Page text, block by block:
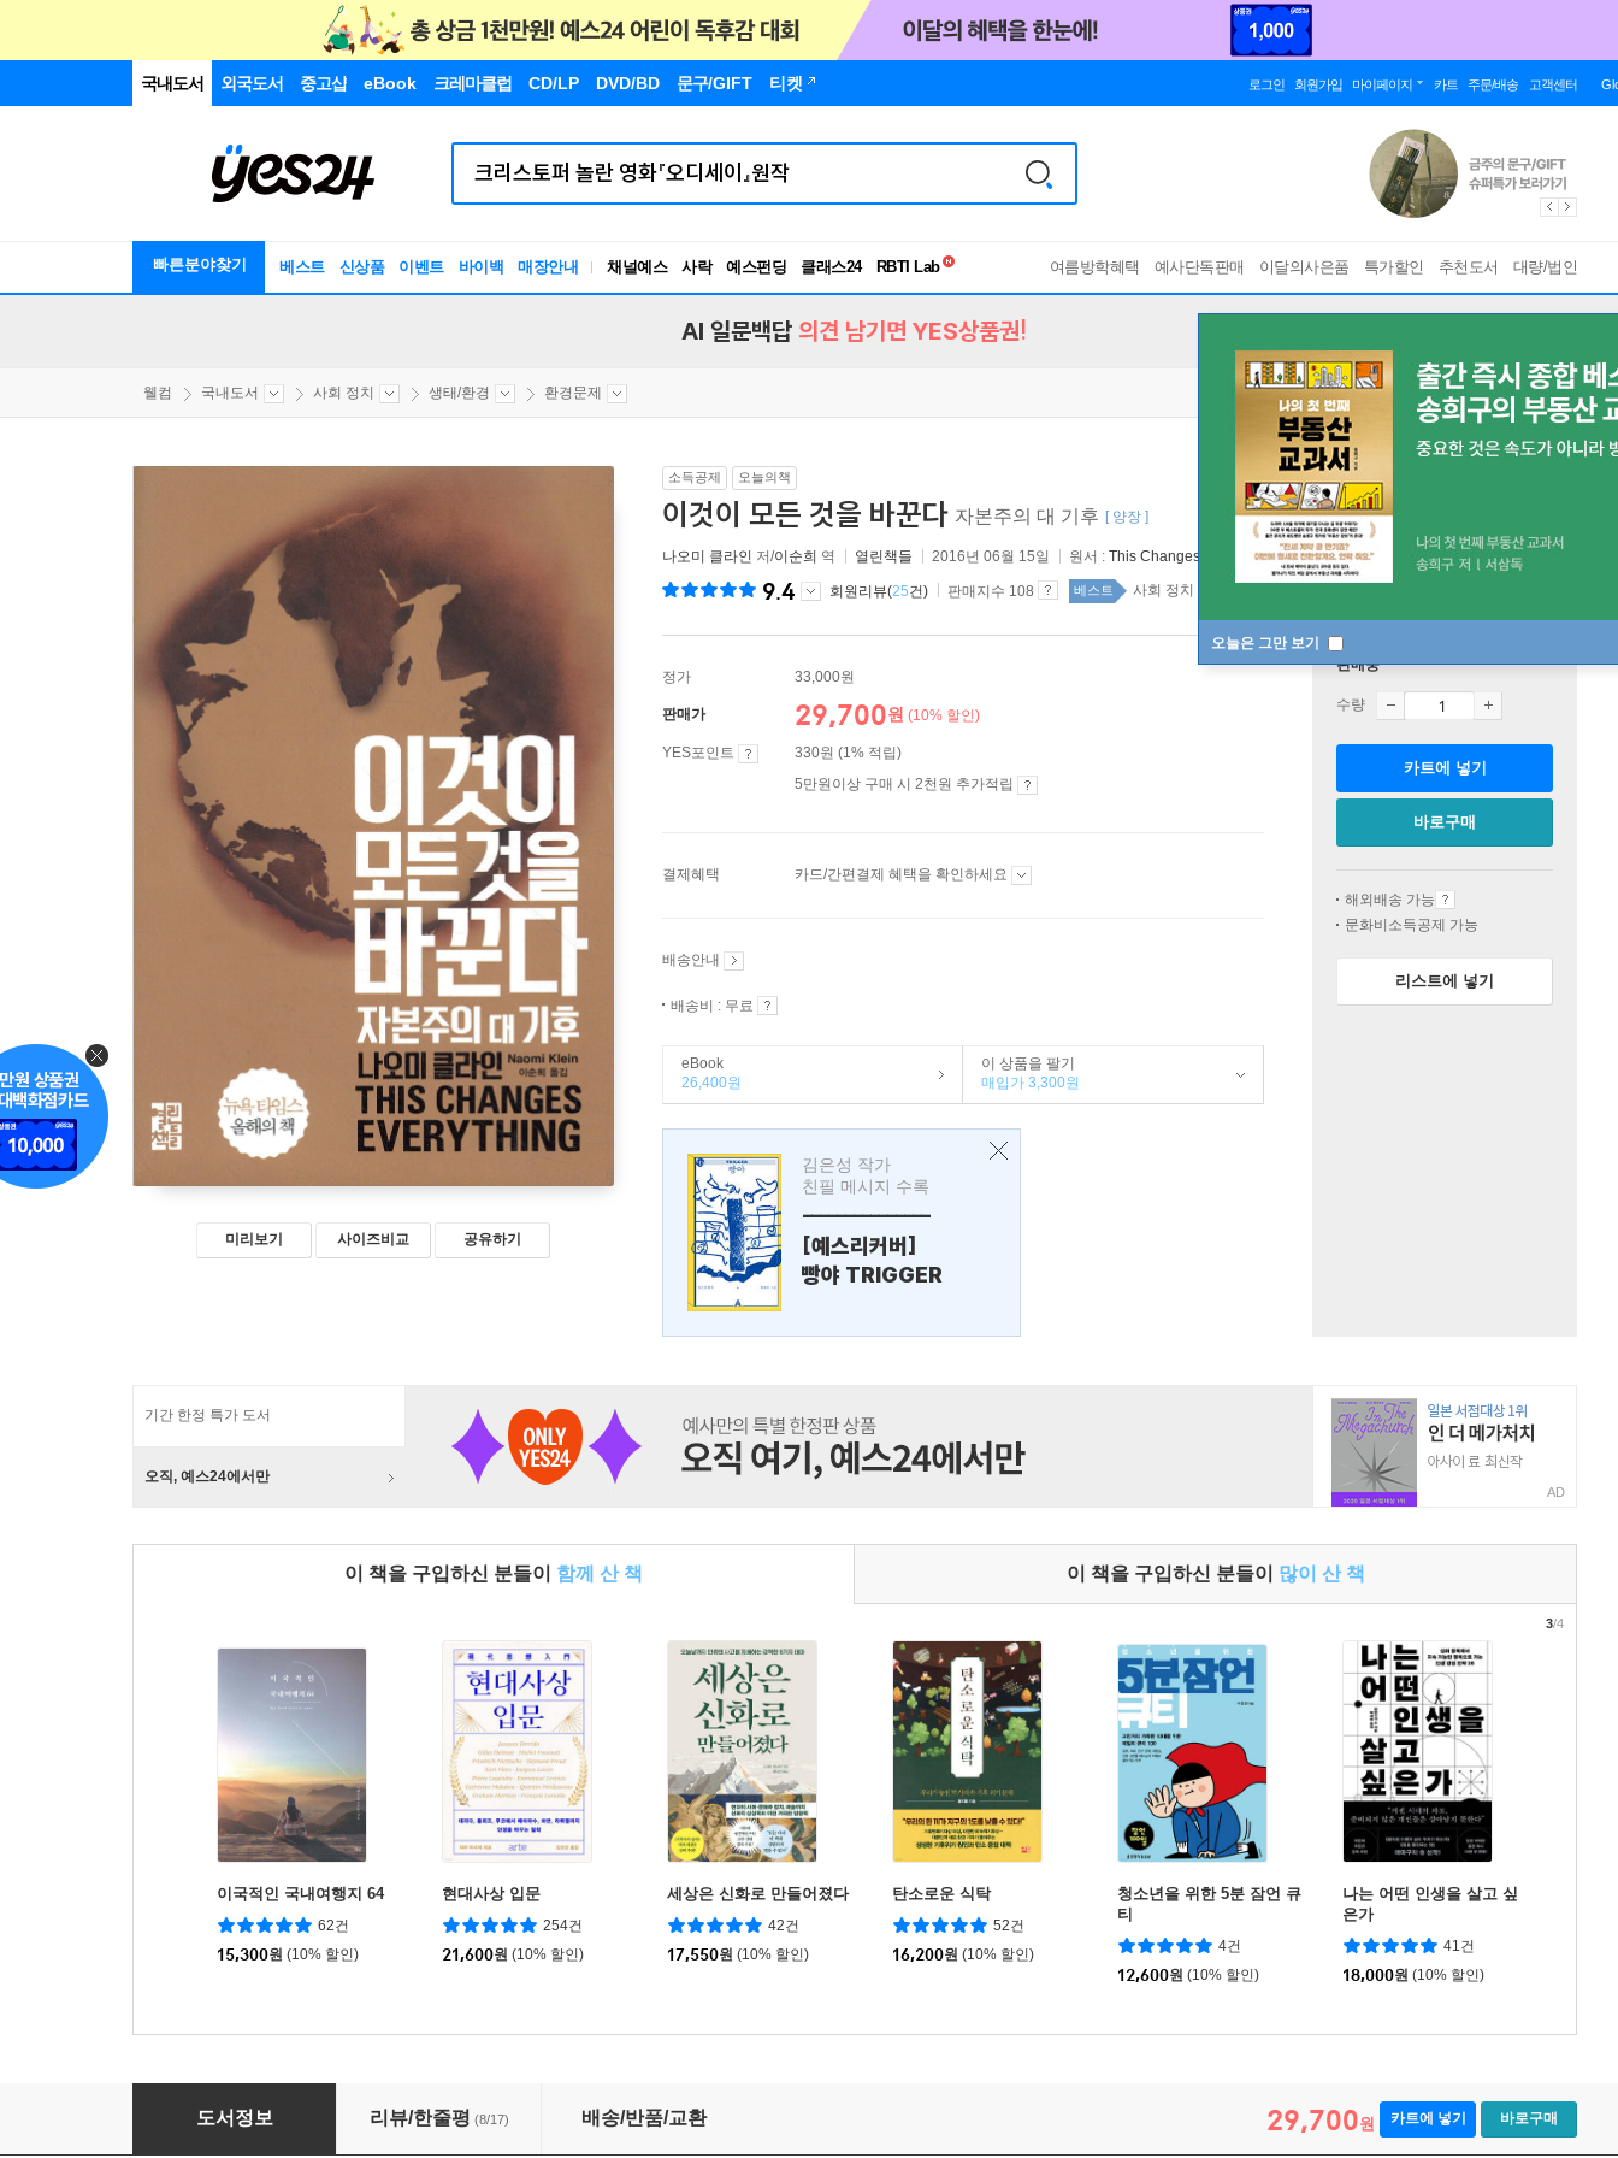
국내도서 외국도서 중고샵 eBook 크레마클럽 CD/LP DVD/BD 문구/GIFT 티켓 로그인 회원가입 마이페이지 카트 주문/배송 고객센터
빠른분야찾기 베스트 신상품 이벤트 바이백 매장안내 채널예스 사락 예스펀딩 클래스24
RBTI Lab
독서유형검사
여름방학혜택 예사단독판매 이달의사은품 특가할인 추천도서 대량/법인
오늘은 그만 보기
AI 일문백답 의견 남기면 YES상품권!
웰컴 국내도서 사회 정치 생태/환경 환경문제
미리보기 사이즈비교 공유하기
소득공제 오늘의책
이것이 모든 것을 바꾼다 자본주의 대 기후 [ 양장 ]
나오미 클라인 저/이순희 역 열린책들 2016년 06월 15일 원서 : This Changes Everything: Capitalism vs. the Climate
9.4 회원리뷰(25건) 판매지수 108 베스트 사회 정치 top20 1주
정가 33,000원
판매가 29,700원 (10% 할인)
YES포인트
330원 (1% 적립)
5만원이상 구매 시 2천원 추가적립
결제혜택 카드/간편결제 혜택을 확인하세요
배송안내
배송비 : 무료
eBook
26,400원
이 상품을 팔기
매입가 3,300원
김은성 작가
친필 메시지 수록
---------------
[예스리커버]
빵야 TRIGGER
판매중
수량
카트에 넣기
바로구매
해외배송 가능
문화비소득공제 가능
리스트에 넣기
기간 한정 특가 도서
오직, 예스24에서만
AD
이 책을 구입하신 분들이 함께 산 책 이 책을 구입하신 분들이 많이 산 책
이국적인 국내여행지 64
62건
15,300원 (10% 할인)
현대사상 입문
254건
21,600원 (10% 할인)
세상은 신화로 만들어졌다
42건
17,550원 (10% 할인)
탄소로운 식탁
52건
16,200원 (10% 할인)
청소년을 위한 5분 잠언 큐
티
4건
12,600원 (10% 할인)
나는 어떤 인생을 살고 싶
은가
41건
18,000원 (10% 할인)
3/4
이것이 모든 것을 바꾼다
도서정보 리뷰/한줄평 (8/17) 배송/반품/교환 29,700원 카트에 넣기 바로구매